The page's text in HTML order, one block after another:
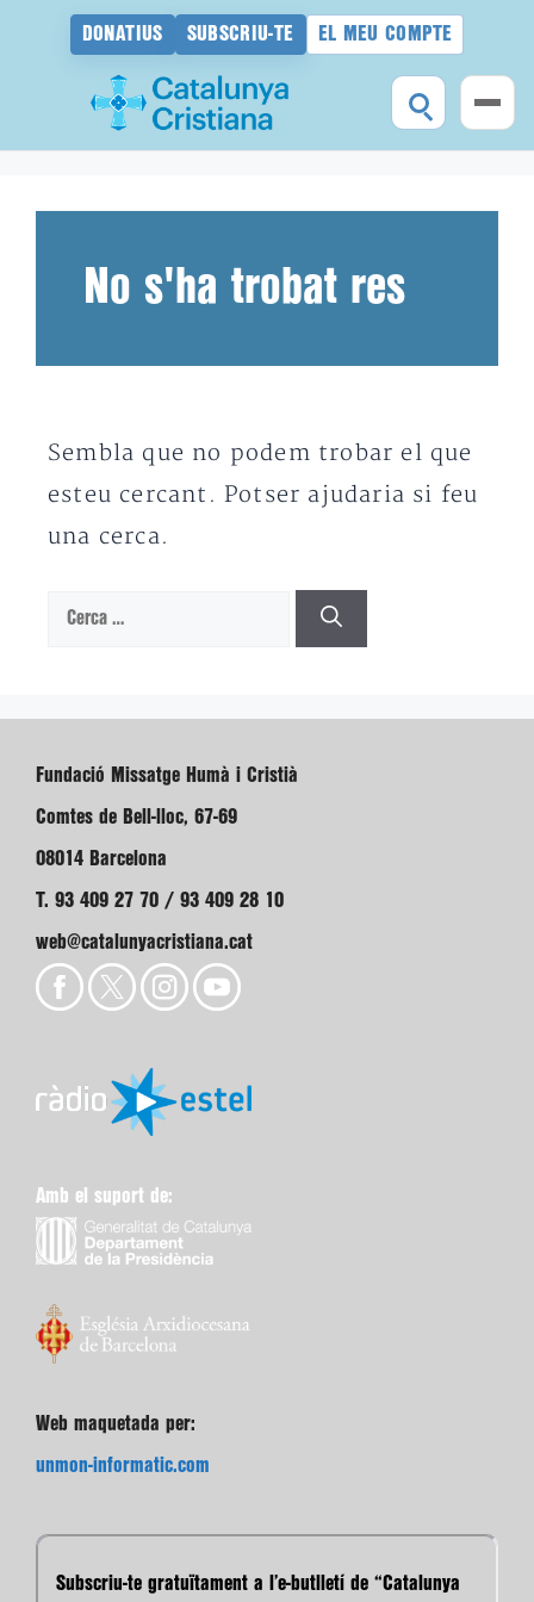
DONATIUS SUBSCRIU-TE EL MEU COMPTE
No s'ha trobat res
Sembla que no podem trobar el que
esteu cercant. Potser ajudaria si feu
una cerca.
Cerca:
Fundació Missatge Humà i Cristià
Comtes de Bell-lloc, 67-69
08014 Barcelona
T. 93 409 27 70 / 93 409 28 10
web@catalunyacristiana.cat
Amb el suport de:
Web maquetada per:
unmon-informatic.com
Subscriu-te gratuïtament a l’e-butlletí de “Catalunya